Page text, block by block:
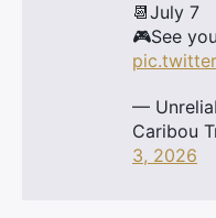
📆July 7
🎮See
—
Caribou
3, 2026